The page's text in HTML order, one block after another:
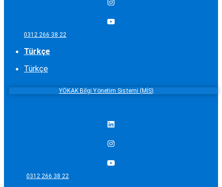
0312 266 38 22
Türkçe
Türkçe
YÖKAK Bilgi Yönetim Sistemi (MİS)
0312 266 38 22